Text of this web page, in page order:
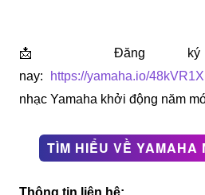
📩 Đăng ký
nay:
https://yamaha.io/48kVR1X
nhạc Yamaha khởi động năm
TÌM HIỂU VỀ YAMAHA
Thông tin liên hệ: